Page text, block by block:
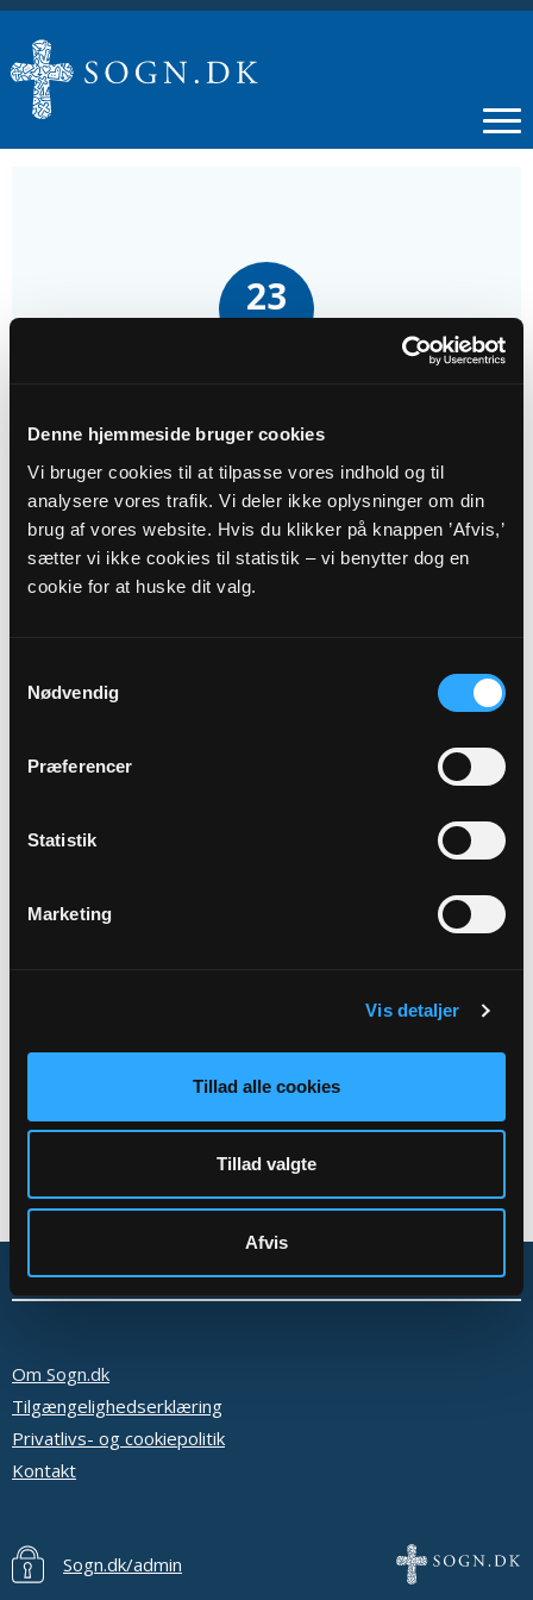
Denne hjemmeside bruger cookies
Vi bruger cookies til at tilpasse vores indhold og til
analysere vores trafik. Vi deler ikke oplysninger om din
brug af vores website. Hvis du klikker på knappen ’Afvis,’
sætter vi ikke cookies til statistik – vi benytter dog en
cookie for at huske dit valg.
Nødvendig
Præferencer
Statistik
Marketing
Vis detaljer
Tillad alle cookies
Tillad valgte
Afvis
23
Tidspunkt
kl. 09:30
Kirkedag
Mette Christina Juul
Adresse
Sidste søndag i kirkeåret
Om Sogn.dk
Tilgængelighedserklæring
Privatlivs- og cookiepolitik
Kontakt
Sogn.dk/admin